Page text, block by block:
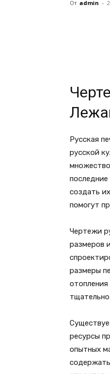
От admin -
Русская
русской
создать
помогут
Чертежи
размеров
размеры
ресурсы
опытных